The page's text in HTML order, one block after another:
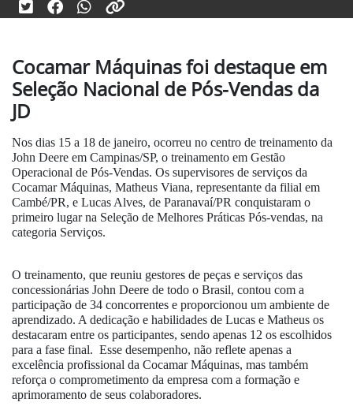
Cocamar Máquinas foi destaque em
Seleção Nacional de Pós-Vendas da
JD
Nos dias 15 a 18 de janeiro, ocorreu no centro de treinamento da
John Deere em Campinas/SP, o treinamento em Gestão
Operacional de Pós-Vendas. Os supervisores de serviços da
Cocamar Máquinas, Matheus Viana, representante da filial em
Cambé/PR, e Lucas Alves, de Paranavaí/PR conquistaram o
primeiro lugar na Seleção de Melhores Práticas Pós-vendas, na
categoria Serviços.
O treinamento, que reuniu gestores de peças e serviços das
concessionárias John Deere de todo o Brasil, contou com a
participação de 34 concorrentes e proporcionou um ambiente de
aprendizado. A dedicação e habilidades de Lucas e Matheus os
destacaram entre os participantes, sendo apenas 12 os escolhidos
para a fase final. Esse desempenho, não reflete apenas a
excelência profissional da Cocamar Máquinas, mas também
reforça o comprometimento da empresa com a formação e
aprimoramento de seus colaboradores.